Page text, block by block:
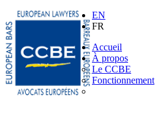
EN
FR
Accueil
À propos
Le CCBE
Fonctionnement